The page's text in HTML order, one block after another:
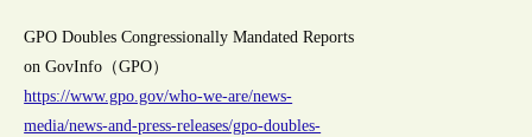
GPO Doubles Congressionally Mandated Reports
on GovInfo（GPO）
https://www.gpo.gov/who-we-are/news-
media/news-and-press-releases/gpo-doubles-